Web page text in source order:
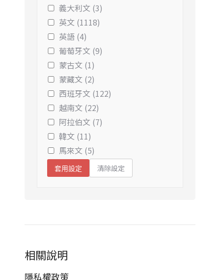
義大利文 (3)
英文 (1118)
英語 (4)
葡萄牙文 (9)
蒙古文 (1)
蒙藏文 (2)
西班牙文 (122)
越南文 (22)
阿拉伯文 (7)
韓文 (11)
馬來文 (5)
套用設定 清除設定
相關說明
隱私權政策